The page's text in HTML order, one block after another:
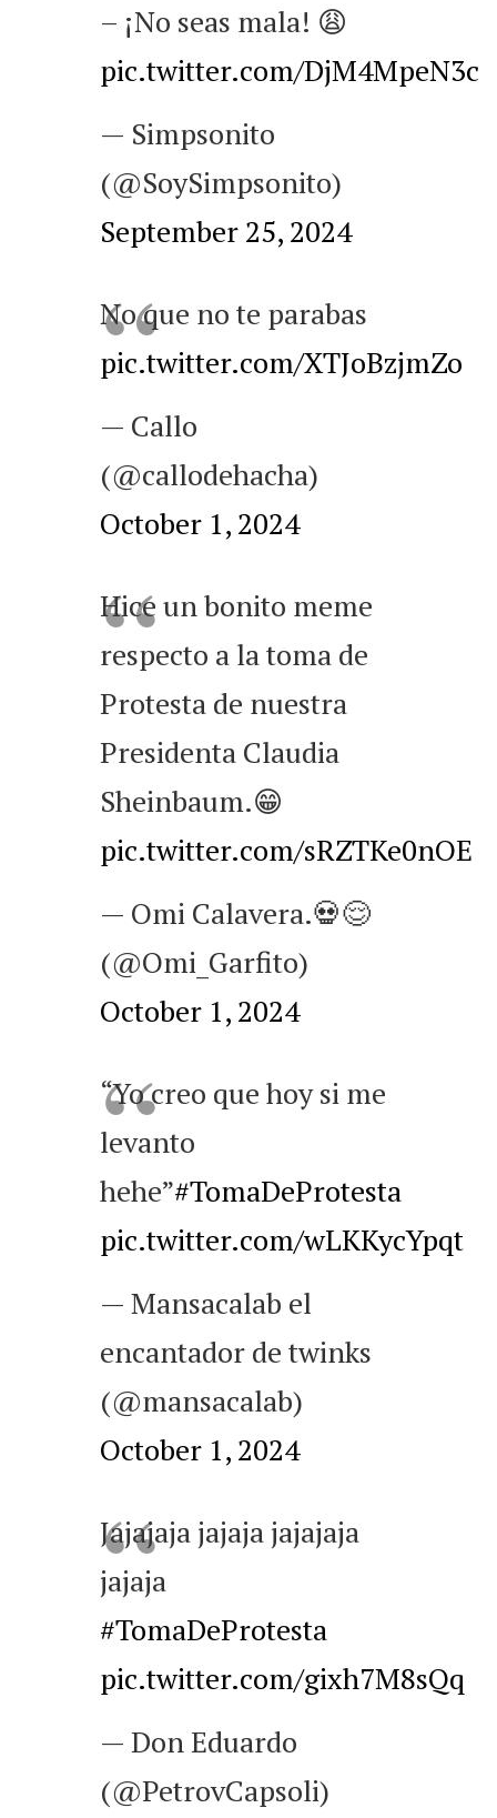
– ¡No seas mala! 😩
pic.twitter.com/DjM4MpeN3c
— Simpsonito
(@SoySimpsonito)
September 25, 2024
No que no te parabas
pic.twitter.com/XTJoBzjmZo
— Callo
(@callodehacha)
October 1, 2024
Hice un bonito meme
respecto a la toma de
Protesta de nuestra
Presidenta Claudia
Sheinbaum.😁
pic.twitter.com/sRZTKe0nOE
— Omi Calavera.💀😌
(@Omi_Garfito)
October 1, 2024
“Yo creo que hoy si me
levanto
hehe”#TomaDeProtesta
pic.twitter.com/wLKKycYpqt
— Mansacalab el
encantador de twinks
(@mansacalab)
October 1, 2024
Jajajaja jajaja jajajaja
jajaja
#TomaDeProtesta
pic.twitter.com/gixh7M8sQq
— Don Eduardo
(@PetrovCapsoli)